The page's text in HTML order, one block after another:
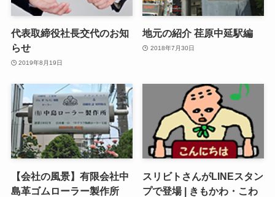
代表取締役社長交代のお知
らせ
2019年8月19日
地元の紹介 荏原中延駅編
2018年7月30日
【会社の風景】有限会社中
島革ゴムローラー製作所
スリビトさんがLINEスタン
プで登場 | きもかわ・こわ